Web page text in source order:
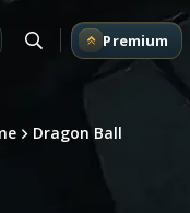
Premium
Dragon Ball